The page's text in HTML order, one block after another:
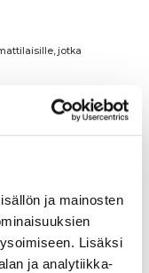
ja mainosten
Lisäksi
ja analytiikka-
jotka